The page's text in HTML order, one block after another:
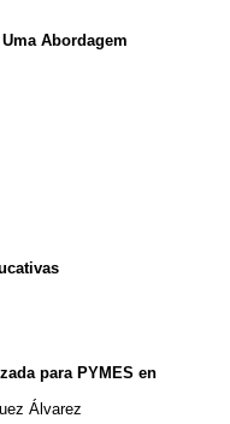
Abordagem
para PYMES en
Álvarez